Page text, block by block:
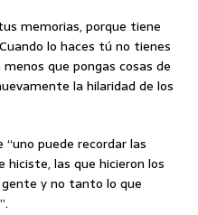
memorias, porque tiene
lo haces tú no tienes
que pongas cosas de
la hilaridad de los
puede recordar las
las que hicieron los
y no tanto lo que